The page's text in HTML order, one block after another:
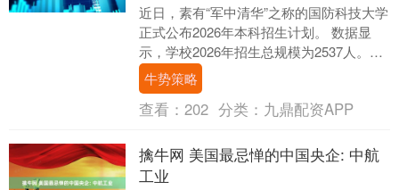
近日，素有“军中清华”之称的国防科技大学
正式公布2026年本科招生计划。 数据显
示，学校2026年招生总规模为2537人。其
中，面向普通高中毕业生招收生长军官
本....
牛势策略
查看： 202 分类： 九鼎配资APP
擒牛网 美国最忌惮的中国央企: 中航
工业